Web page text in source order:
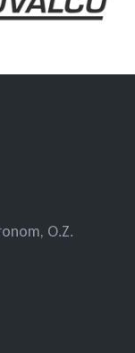
O.Z.